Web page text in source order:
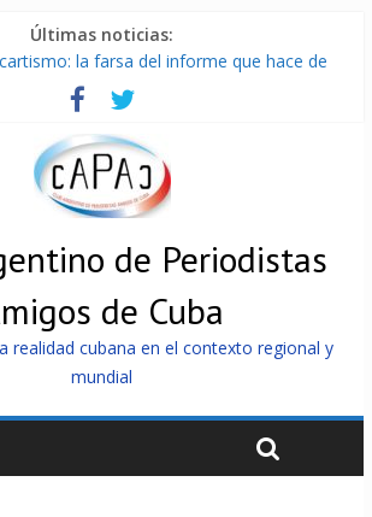
Últimas noticias:
la farsa del informe que hace de
con EE.UU sin informarlo
que pueden razonar, moverse y asistir
en reconexión tras nuevo apagón
impedidos de llegar a Cuba
de Periodistas
de Cuba
realidad cubana en el contexto regional y
mundial